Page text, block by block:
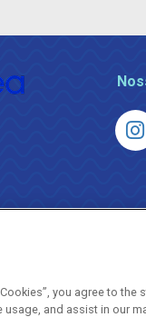
you agree to
usage, and assist in our